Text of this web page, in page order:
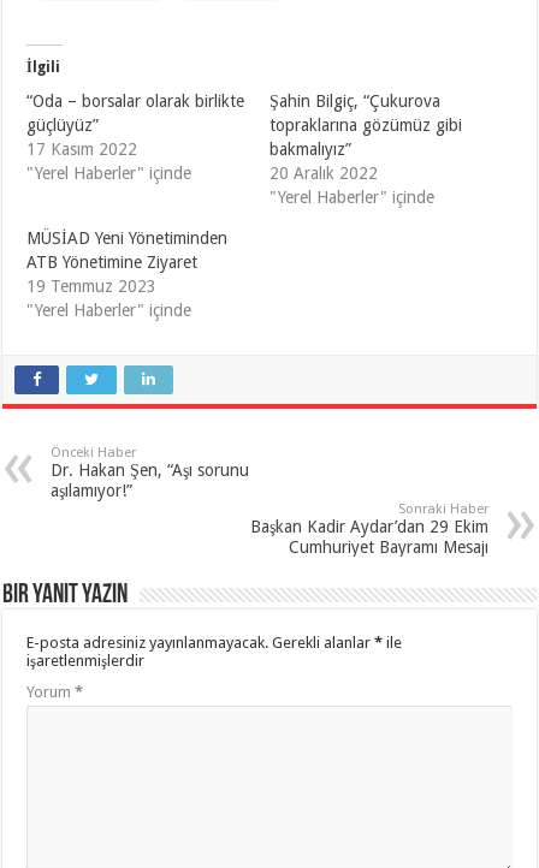
İlgili
“Oda – borsalar olarak birlikte
güçlüyüz”
17 Kasım 2022
"Yerel Haberler" içinde
Şahin Bilgiç, “Çukurova
topraklarına gözümüz gibi
bakmalıyız”
20 Aralık 2022
"Yerel Haberler" içinde
MÜSİAD Yeni Yönetiminden
ATB Yönetimine Ziyaret
19 Temmuz 2023
"Yerel Haberler" içinde
Önceki Haber
Dr. Hakan Şen, “Aşı sorunu
aşılamıyor!”
Sonraki Haber
Başkan Kadir Aydar’dan 29 Ekim
Cumhuriyet Bayramı Mesajı
Bir yanıt yazın
E-posta adresiniz yayınlanmayacak. Gerekli alanlar* ile
işaretlenmişlerdir
Yorum*